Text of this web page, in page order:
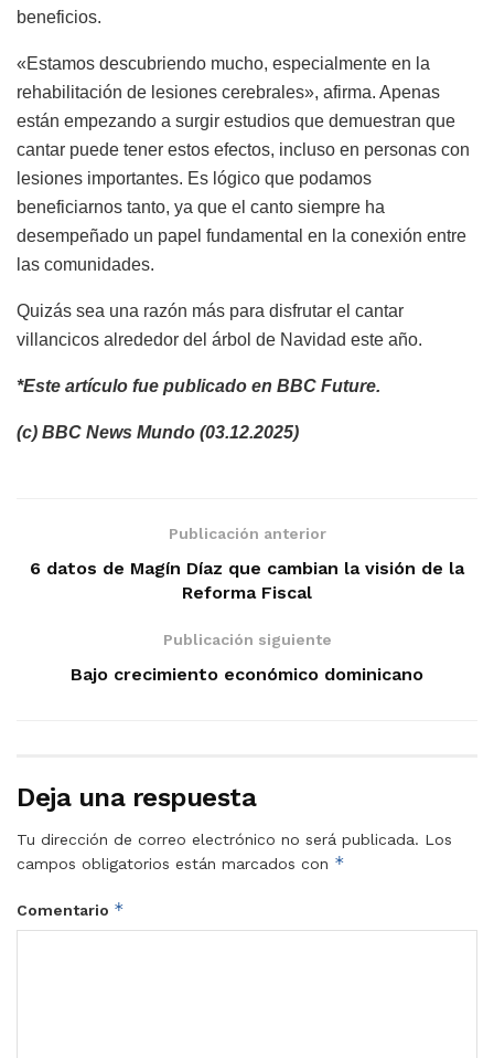
beneficios.
«Estamos descubriendo mucho, especialmente en la
rehabilitación de lesiones cerebrales», afirma. Apenas
están empezando a surgir estudios que demuestran que
cantar puede tener estos efectos, incluso en personas con
lesiones importantes. Es lógico que podamos
beneficiarnos tanto, ya que el canto siempre ha
desempeñado un papel fundamental en la conexión entre
las comunidades.
Quizás sea una razón más para disfrutar el cantar
villancicos alrededor del árbol de Navidad este año.
*Este artículo fue publicado en BBC Future.
(c) BBC News Mundo (03.12.2025)
Publicación anterior
6 datos de Magín Díaz que cambian la visión de la
Reforma Fiscal
Publicación siguiente
Bajo crecimiento económico dominicano
Deja una respuesta
Tu dirección de correo electrónico no será publicada. Los
campos obligatorios están marcados con *
Comentario *